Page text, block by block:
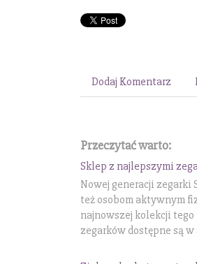
Dodaj Komentarz
Przeczytać warto:
Sklep z najlepszymi
Nowej generacji
też osobom aktywnym
najnowszej kolekcji
zegarków dostępne są